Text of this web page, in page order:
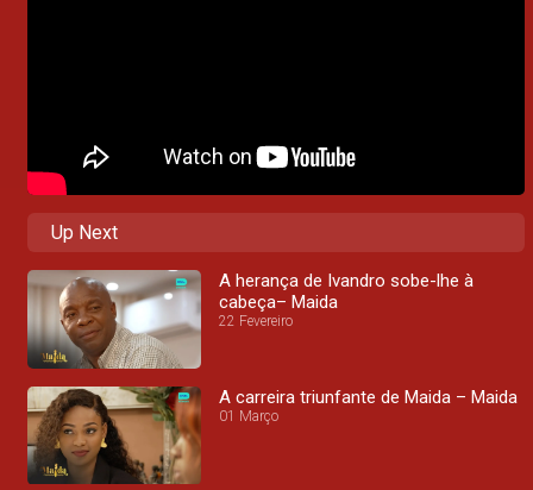
Up Next
A herança de Ivandro sobe-lhe à
cabeça– Maida
22 Fevereiro
A carreira triunfante de Maida – Maida
01 Março